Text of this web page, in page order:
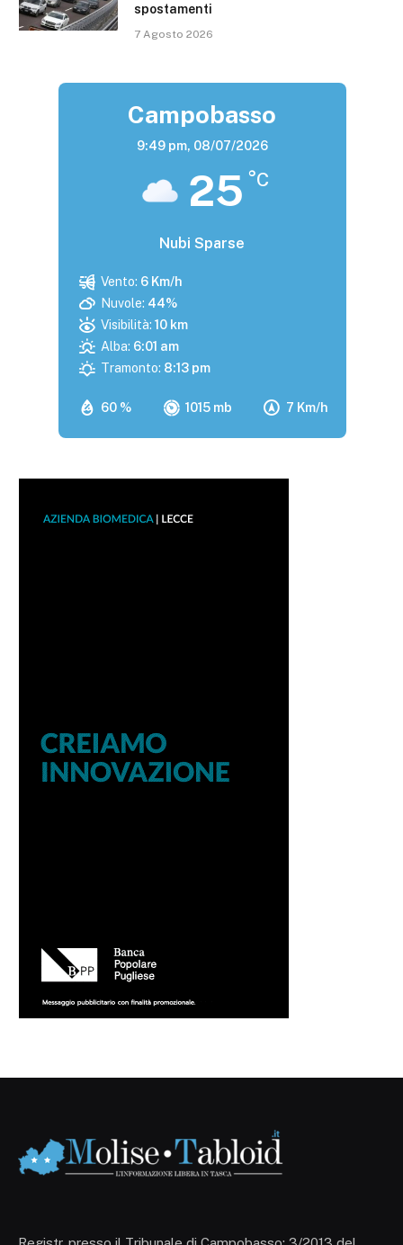
spostamenti
7 Agosto 2026
Campobasso
9:49 pm, 08/07/2026
25 °C
Nubi Sparse
60 % 1015 mb 7 Km/h
Vento: 6 Km/h
Nuvole: 44%
Visibilità: 10 km
Alba: 6:01 am
Tramonto: 8:13 pm